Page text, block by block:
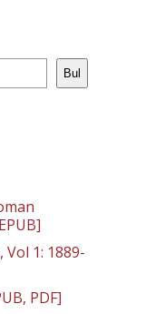
Bul
1: 1889-
PDF]